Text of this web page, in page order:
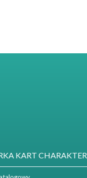
KART